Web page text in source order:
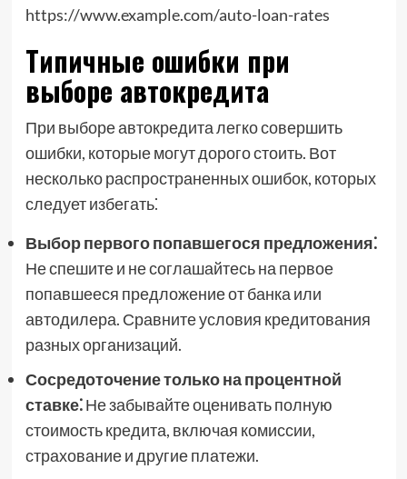
https://www.example.com/auto-loan-rates
Типичные ошибки при
выборе автокредита
При выборе автокредита легко совершить
ошибки, которые могут дорого стоить. Вот
несколько распространенных ошибок, которых
следует избегать⁚
Выбор первого попавшегося предложения⁚
Не спешите и не соглашайтесь на первое
попавшееся предложение от банка или
автодилера. Сравните условия кредитования
разных организаций.
Сосредоточение только на процентной
ставке⁚Не забывайте оценивать полную
стоимость кредита, включая комиссии,
страхование и другие платежи.